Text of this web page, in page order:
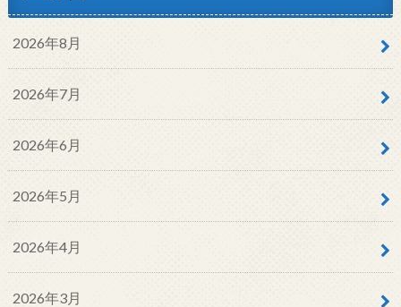
2026年8月
2026年7月
2026年6月
2026年5月
2026年4月
2026年3月